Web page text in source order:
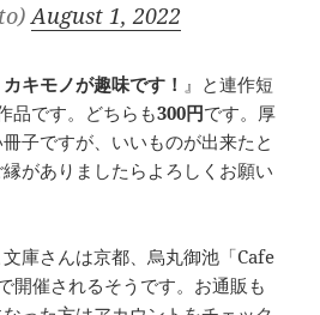
August 1, 2022
キモノが趣味です！ 』と連作短
品です。どちらも300円です。厚
子ですが、いいものが出来たと
がありましたらよろしくお願い
庫さんは京都、烏丸御池「Cafe
開催されるそうです。お通販も